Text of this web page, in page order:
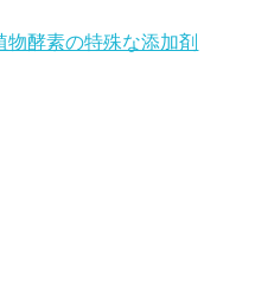
物酵素の特殊な添加剤